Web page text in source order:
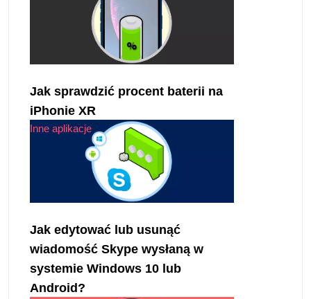
Jak sprawdzić procent baterii na
iPhonie XR
Inne aplikacje
Jak edytować lub usunąć
wiadomość Skype wysłaną w
systemie Windows 10 lub
Android?